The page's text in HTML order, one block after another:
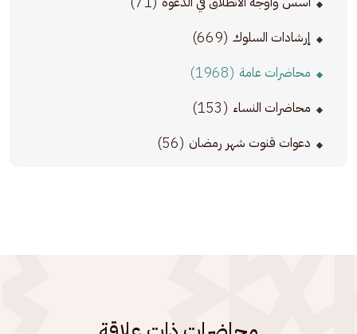
إرشادات السلوك (669)
محاضرات عامة (1968)
محاضرات النساء (153)
دعوات قنوت شهر رمضان (56)